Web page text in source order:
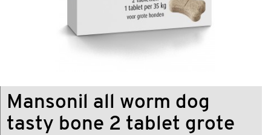
Mansonil all worm dog
tasty bone 2 tablet grote